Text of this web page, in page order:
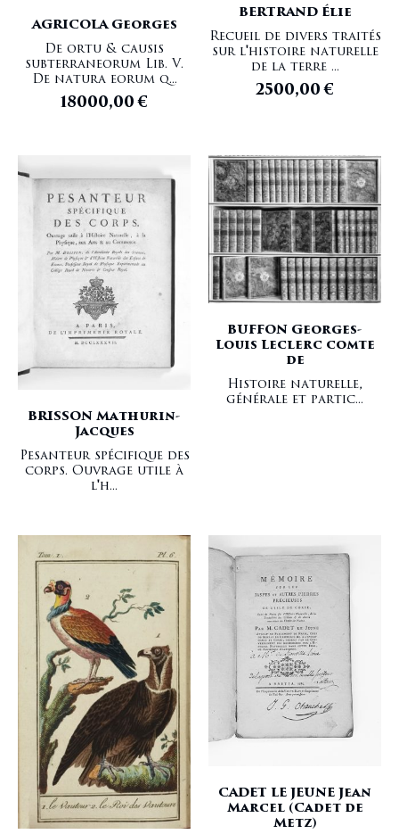
AGRICOLA Georges
De ortu & causis
subterraneorum Lib. V.
De natura eorum q...
18000,00€
BERTRAND Élie
Recueil de divers traités
sur l'histoire naturelle
de la terre ...
2500,00€
BRISSON Mathurin-
Jacques
Pesanteur spécifique des
corps. Ouvrage utile à
l'h...
BUFFON Georges-
Louis Leclerc comte
de
Histoire naturelle,
générale et partic...
CADET LE JEUNE Jean
Marcel (Cadet de
Metz)